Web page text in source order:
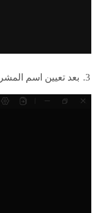
بعد تعيين اسم